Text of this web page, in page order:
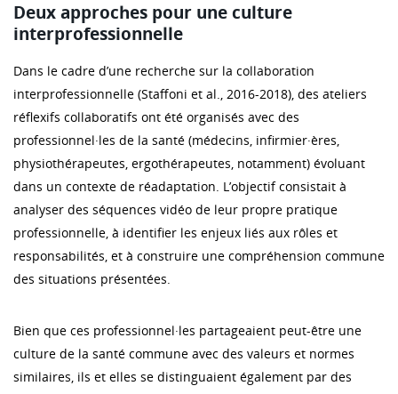
Deux approches pour une culture
interprofessionnelle
Dans le cadre d’une recherche sur la collaboration
interprofessionnelle (Staffoni et al., 2016-2018), des ateliers
réflexifs collaboratifs ont été organisés avec des
professionnel·les de la santé (médecins, infirmier·ères,
physiothérapeutes, ergothérapeutes, notamment) évoluant
dans un contexte de réadaptation. L’objectif consistait à
analyser des séquences vidéo de leur propre pratique
professionnelle, à identifier les enjeux liés aux rôles et
responsabilités, et à construire une compréhension commune
des situations présentées.
Bien que ces professionnel·les partageaient peut-être une
culture de la santé commune avec des valeurs et normes
similaires, ils et elles se distinguaient également par des